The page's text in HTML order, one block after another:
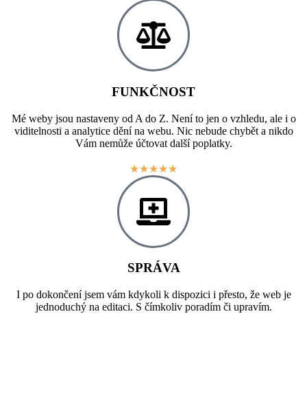
FUNKČNOST
Mé weby jsou nastaveny od A do Z. Není to jen o vzhledu, ale i o
viditelnosti a analytice dění na webu. Nic nebude chybět a nikdo
Vám nemůže účtovat další poplatky.
★★★★★
SPRÁVA
I po dokončení jsem vám kdykoli k dispozici i přesto, že web je
jednoduchý na editaci. S čímkoliv poradím či upravím.